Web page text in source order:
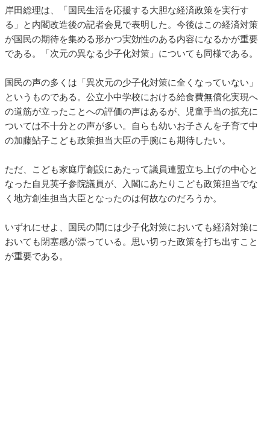
岸田総理は、「国民生活を応援する大胆な経済政策を実行す
る」と内閣改造後の記者会見で表明した。今後はこの経済対策
が国民の期待を集める形かつ実効性のある内容になるかが重要
である。「次元の異なる少子化対策」についても同様である。
国民の声の多くは「異次元の少子化対策に全くなっていない」
というものである。公立小中学校における給食費無償化実現へ
の道筋が立ったことへの評価の声はあるが、児童手当の拡充に
ついては不十分との声が多い。自らも幼いお子さんを子育て中
の加藤鮎子こども政策担当大臣の手腕にも期待したい。
ただ、こども家庭庁創設にあたって議員連盟立ち上げの中心と
なった自見英子参院議員が、入閣にあたりこども政策担当でな
く地方創生担当大臣となったのは何故なのだろうか。
いずれにせよ、国民の間には少子化対策においても経済対策に
おいても閉塞感が漂っている。思い切った政策を打ち出すこと
が重要である。